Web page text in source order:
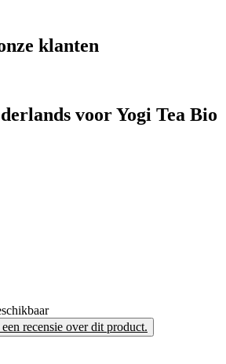
klanten
voor Yogi Tea Bio
recensie over dit product.